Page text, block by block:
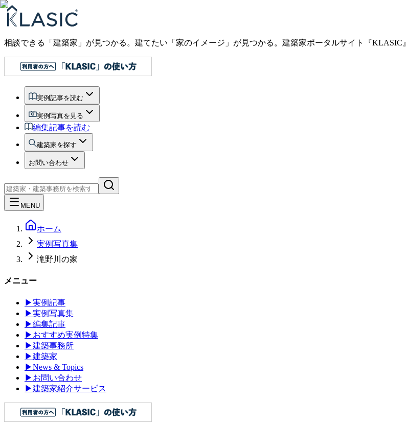
相談できる「建築家」が見つかる。建てたい「家のイメージ」が見つかる。 建築家ポータルサイト『KLASIC』
実例記事を読む
実例写真を見る
編集記事を読む
建築家を探す
お問い合わせ
MENU
ホーム
実例写真集
滝野川の家
メニュー
▶実例記事
▶実例写真集
▶編集記事
▶ おすすめ実例特集
▶建築事務所
▶建築家
▶News & Topics
▶ お問い合わせ
▶建築家紹介サービス